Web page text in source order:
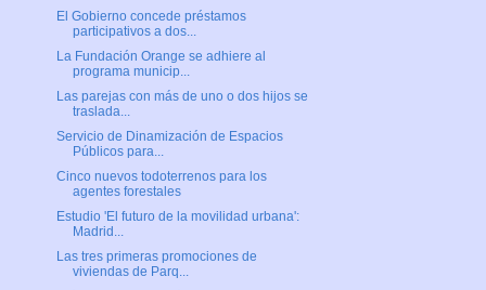
El Gobierno concede préstamos
participativos a dos...
La Fundación Orange se adhiere al
programa municip...
Las parejas con más de uno o dos hijos se
traslada...
Servicio de Dinamización de Espacios
Públicos para...
Cinco nuevos todoterrenos para los
agentes forestales
Estudio 'El futuro de la movilidad urbana':
Madrid...
Las tres primeras promociones de
viviendas de Parq...